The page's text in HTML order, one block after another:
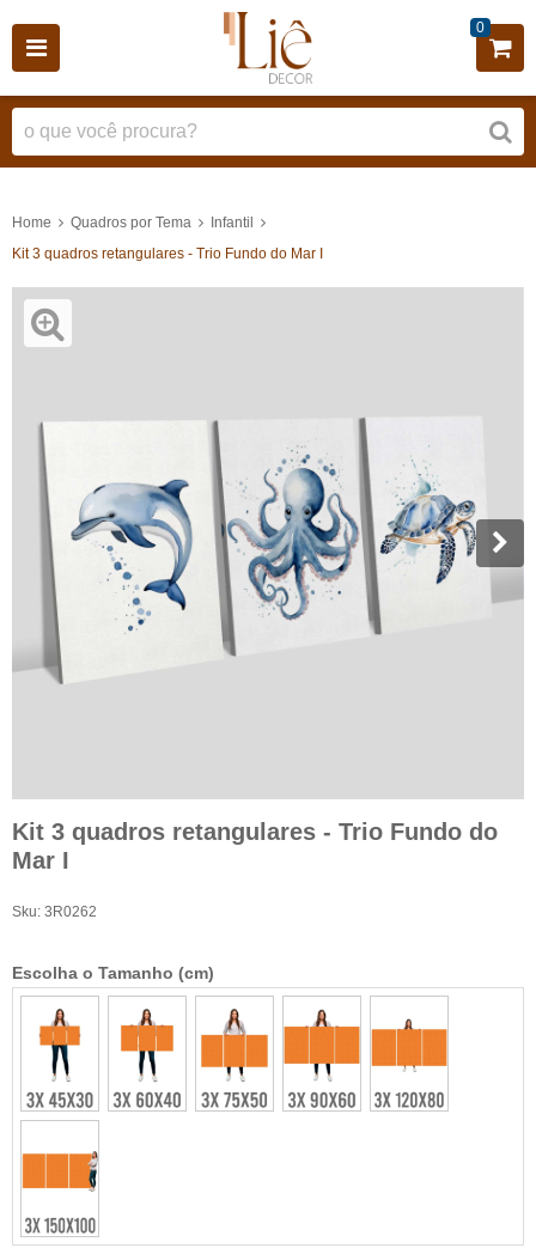
0
Home Quadros por Tema
Infantil
Kit 3 quadros retangulares - Trio Fundo do Mar I
Kit 3 quadros retangulares - Trio Fundo do
Mar I
Sku: 3R0262
Escolha o Tamanho (cm)